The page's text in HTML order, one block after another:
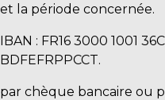
et la période concernée.
IBAN : FR16 3000 1001
BDFEFRPPCCT.
par chèque bancaire ou